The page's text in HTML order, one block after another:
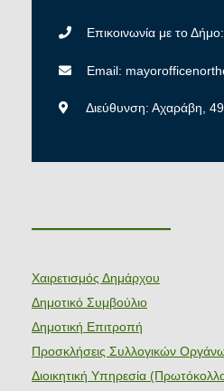
Επικοινωνία με το
Email:
Διεύθυνση: Αχαράβη,
———————
Χαιρετισμός Δημάρχου
Δημοτικό Συμβούλιο
Δημοτική Επιτροπή
Προσκλήσεις Συλλογικών
Διοικητική Υπηρεσία